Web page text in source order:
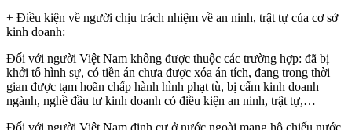
+ Điều kiện về người chịu trách nhiệm về an ninh, trật tự của cơ sở
kinh doanh:
Đối với người Việt Nam không được thuộc các trường hợp: đã bị
khởi tố hình sự, có tiền án chưa được xóa án tích, đang trong thời
gian được tạm hoãn chấp hành hình phạt tù, bị cấm kinh doanh
ngành, nghề đầu tư kinh doanh có điều kiện an ninh, trật tự,…
Đối với người Việt Nam định cư ở nước ngoài mang hộ chiếu nước